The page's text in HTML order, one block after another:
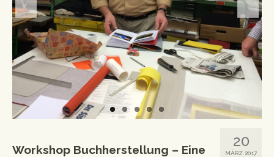
Events & Workshops
Events
Workshops
Newsletter
Impressum
20
MÄRZ 2017
Workshop Buchherstellung – Eine